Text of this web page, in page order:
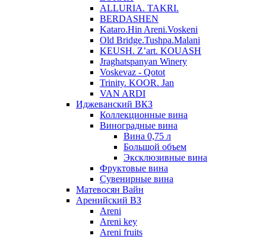
ALLURIA. TAKRI.
BERDASHEN
Kataro.Hin Areni.Voskeni
Old Bridge.Tushpa.Malani
KEUSH. Z’art. KOUASH
Jraghatspanyan Winery
Voskevaz - Qotot
Trinity. KOOR. Jan
VAN ARDI
Иджеванский ВКЗ
Коллекционные вина
Виноградные вина
Вина 0,75 л
Большой объем
Эксклюзивные вина
Фруктовые вина
Cувенирные вина
Матевосян Вайн
Аренийский ВЗ
Areni
Areni key
Areni fruits